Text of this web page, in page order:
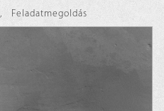
, Feladatmegoldás